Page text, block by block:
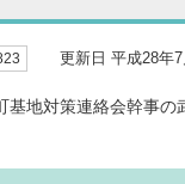
更新日 平成28年7
地対策連絡会幹事の